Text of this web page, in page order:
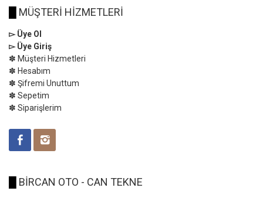
MÜŞTERİ HİZMETLERİ
▻ Üye Ol
▻ Üye Giriş
✽ Müşteri Hizmetleri
✽ Hesabım
✽ Şifremi Unuttum
✽ Sepetim
✽ Siparişlerim
BİRCAN OTO - CAN TEKNE